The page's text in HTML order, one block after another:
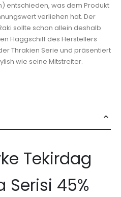
entschieden, was dem Produkt
verliehen hat. Der
sollte schon allein deshalb
Flaggschiff des Herstellers
Thrakien Serie und präsentiert
wie seine Mitstreiter.
Tekirdag
Serisi 45%